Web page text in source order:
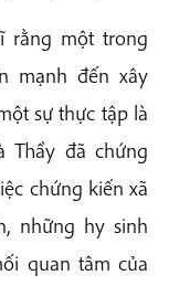
rằng một trong
mạnh đến xây
sự thực tập là
Thầy đã chứng
chứng kiến xã
những hy sinh
quan tâm của